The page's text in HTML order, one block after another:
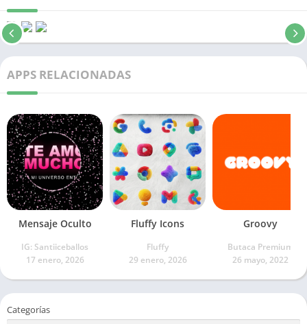
APPS RELACIONADAS
Mensaje Oculto
IG: Santiiceballos
17 enero, 2026
Fluffy Icons
Fluffy
29 enero, 2026
Groovy
Butaca Premium
26 mayo, 2022
Categorías